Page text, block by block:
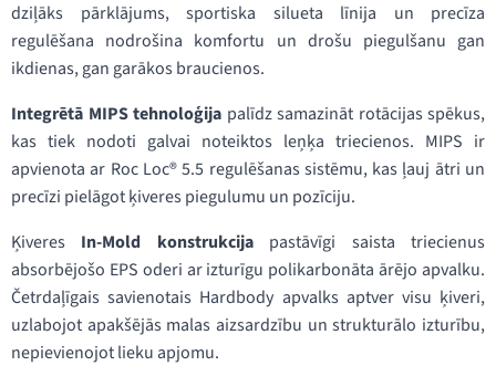
dziļāks pārklājums, sportiska silueta līnija un precīza
regulēšana nodrošina komfortu un drošu piegulšanu gan
ikdienas, gan garākos braucienos.
Integrētā MIPS tehnoloģija palīdz samazināt rotācijas spēkus,
kas tiek nodoti galvai noteiktos leņķa triecienos. MIPS ir
apvienota ar Roc Loc® 5.5 regulēšanas sistēmu, kas ļauj ātri un
precīzi pielāgot ķiveres piegulumu un pozīciju.
Ķiveres In-Mold konstrukcijapastāvīgi saista triecienus
absorbējošo EPS oderi ar izturīgu polikarbonāta ārējo apvalku.
Četrdaļīgais savienotais Hardbody apvalks aptver visu ķiveri,
uzlabojot apakšējās malas aizsardzību un strukturālo izturību,
nepievienojot lieku apjomu.